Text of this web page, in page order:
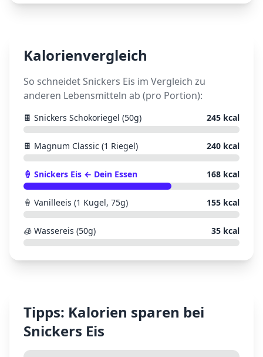
Kalorienvergleich
So schneidetSnickers Eis im Vergleich zu
anderen Lebensmitteln ab (pro Portion):
🍫 Snickers Schokoriegel (50g) 245 kcal
🍫 Magnum Classic (1 Riegel) 240 kcal
🍦 Snickers Eis ← Dein Essen 168 kcal
🍦 Vanilleeis (1 Kugel, 75g) 155 kcal
🧊 Wassereis (50g) 35 kcal
Tipps: Kalorien sparen bei
Snickers Eis